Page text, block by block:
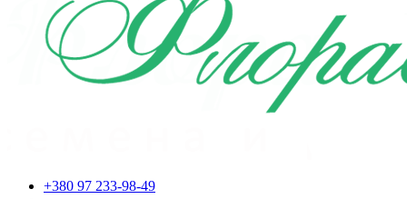
+380 97 233-98-49